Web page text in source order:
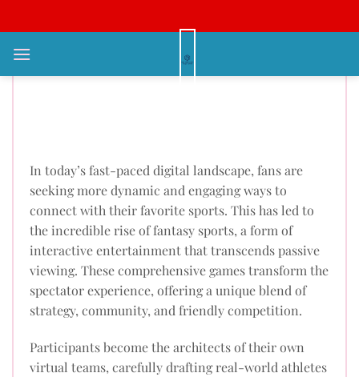
qua
nội
The Digital Sports Playground:
In today’s fast-paced digital landscape, fans are
seeking more dynamic and engaging ways to
connect with their favorite sports. This has led to
the incredible rise of fantasy sports, a form of
interactive entertainment that transcends passive
viewing. These comprehensive games transform the
spectator experience, offering a unique blend of
strategy, community, and friendly competition.
Participants become the architects of their own
virtual teams, carefully drafting real-world athletes